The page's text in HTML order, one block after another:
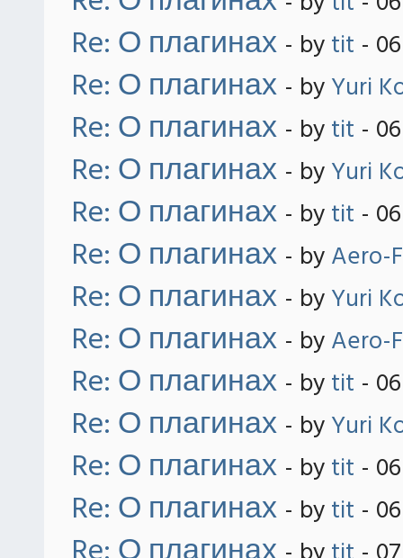
Re: О плагинах - bytit -
Re: О плагинах - byYuri
Re: О плагинах - bytit -
Re: О плагинах - byYuri
Re: О плагинах - bytit -
Re: О плагинах - byAero-
Re: О плагинах - byYuri
Re: О плагинах - byAero-
Re: О плагинах - bytit -
Re: О плагинах - byYuri
Re: О плагинах - bytit -
Re: О плагинах - bytit -